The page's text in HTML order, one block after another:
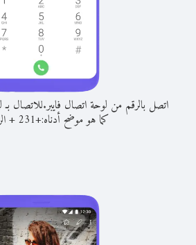
اتصل بالرقم من لوحة اتصال فايبر.للاتصال
كما هو موضح أدناه:+
231
+